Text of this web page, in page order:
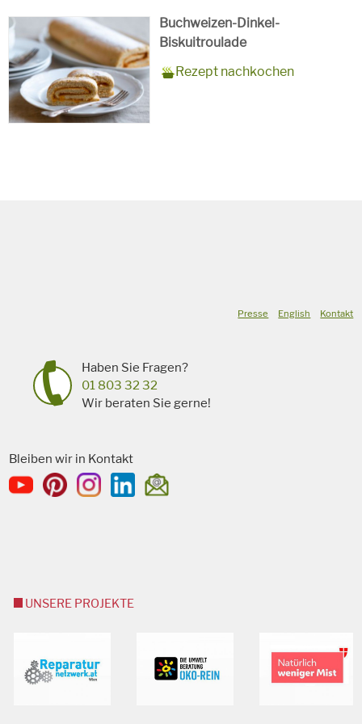
Buchweizen-Dinkel-
Biskuitroulade
Backzeit
für
Schlagworte
Süßspeise,vegetarisch
Rezept nachkochen
Presse English Kontakt
Haben Sie Fragen?
01 803 32 32
Wir beraten Sie gerne!
Bleiben wir in Kontakt
UNSERE PROJEKTE